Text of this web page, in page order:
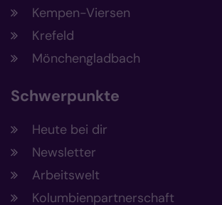
Kempen-Viersen
Krefeld
Mönchengladbach
Schwerpunkte
Heute bei dir
Newsletter
Arbeitswelt
Kolumbienpartnerschaft